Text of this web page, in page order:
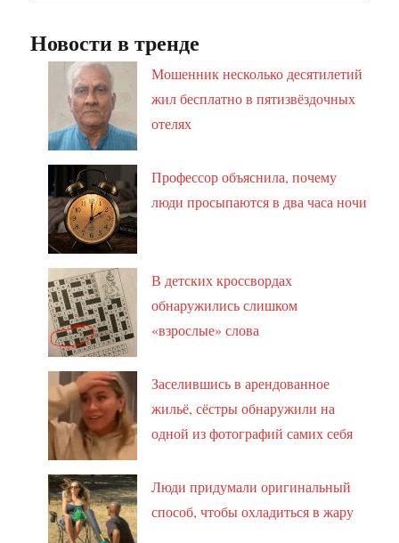
Новости в тренде
Мошенник несколько десятилетий
жил бесплатно в пятизвёздочных
отелях
Профессор объяснила, почему
люди просыпаются в два часа ночи
В детских кроссвордах
обнаружились слишком
«взрослые» слова
Заселившись в арендованное
жильё, сёстры обнаружили на
одной из фотографий самих себя
Люди придумали оригинальный
способ, чтобы охладиться в жару